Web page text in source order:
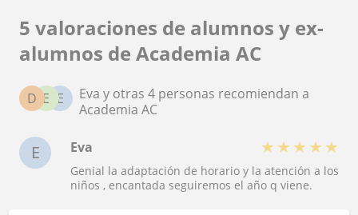
5 valoraciones de alumnos y ex-
alumnos de Academia AC
E
E
D
Eva y otras 4 personas recomiendan a
Academia AC
E Eva ★ ★ ★ ★ ★
Genial la adaptación de horario y la atención a los
niños , encantada seguiremos el año q viene.